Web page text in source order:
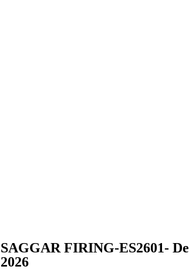
SAGGAR FIRING-ES2601-
2026